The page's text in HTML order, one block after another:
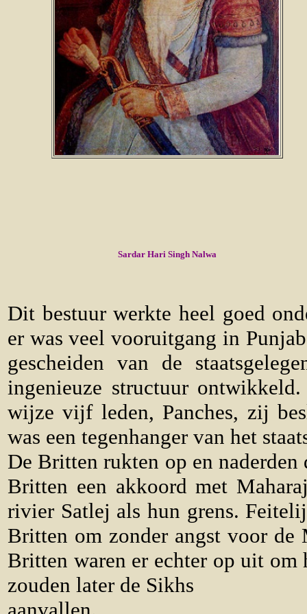
Sardar Hari Singh Nalwa
Dit bestuur werkte heel goed
er was veel vooruitgang in
gescheiden van de
ingenieuze structuur
wijze vijf leden, Panches, zij
was een tegenhanger van het
De Britten rukten op en
Britten een akkoord met
rivier Satlej als hun grens.
Britten om zonder angst voor de
Britten waren er echter op uit
zouden later de Sikhs